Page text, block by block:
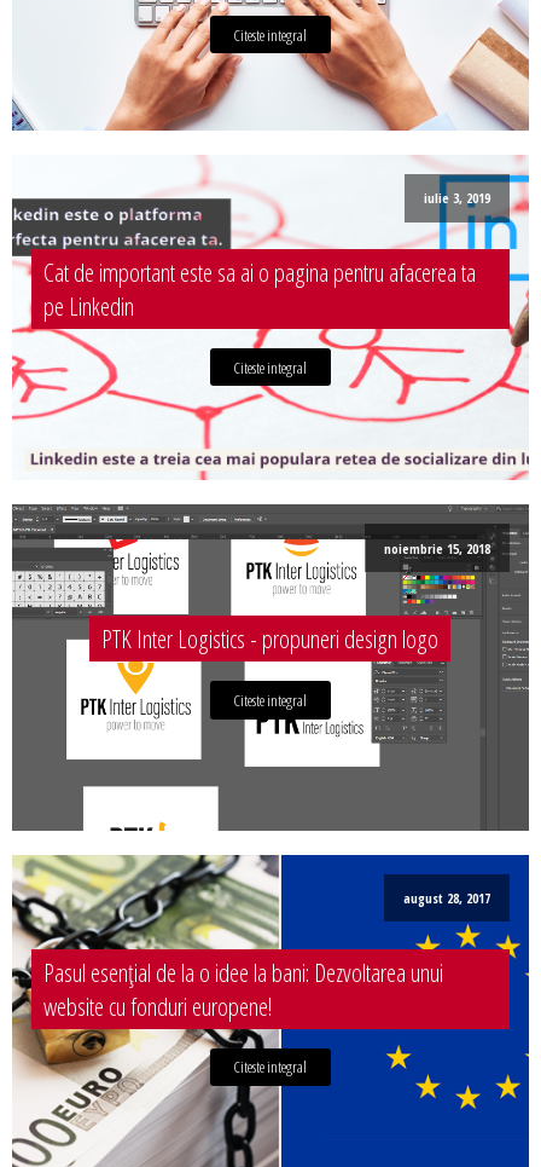
Citeste integral
iulie 3, 2019
Cat de important este sa ai o pagina pentru afacerea ta
pe Linkedin
Citeste integral
noiembrie 15, 2018
PTK Inter Logistics - propuneri design logo
Citeste integral
august 28, 2017
Pasul esențial de la o idee la bani: Dezvoltarea unui
website cu fonduri europene!
Citeste integral